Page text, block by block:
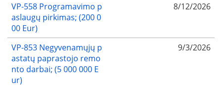
VP-558 Programavimo p
aslaugų pirkimas; (200 0
00 Eur)
8/12/2026
VP-853 Negyvenamųjų p
astatų paprastojo remo
nto darbai; (5 000 000 E
ur)
9/3/2026